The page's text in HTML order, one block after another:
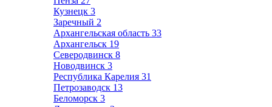
Кузнецк 3
Заречный 2
Архангельская область 33
Архангельск 19
Северодвинск 8
Новодвинск 3
Республика Карелия 31
Петрозаводск 13
Беломорск 3